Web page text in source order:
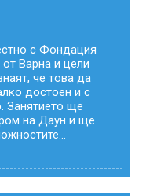
с Фондация
Варна и цели
че това да
достоен и с
Занятието ще
на Даун и ще